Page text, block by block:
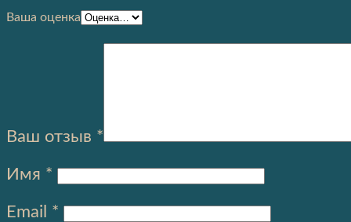
Ваша оценка
Ваш отзыв *
Имя *
Email *